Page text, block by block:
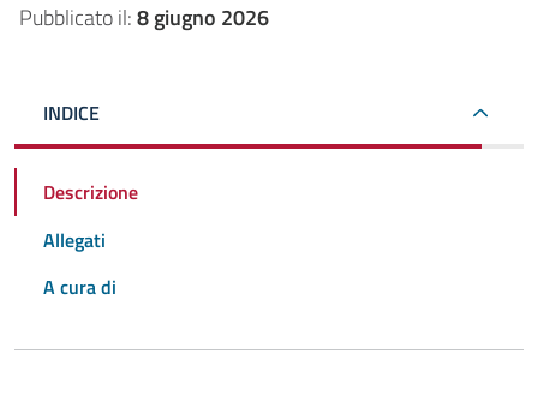
Pubblicato il:8 giugno 2026
INDICE
Descrizione
Allegati
A cura di